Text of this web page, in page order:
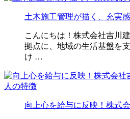
土木施工管理が描く、充実
こんにちは！株式会社吉川
拠点に、地域の生活基盤を
け …
向上心を給与に反映！株式